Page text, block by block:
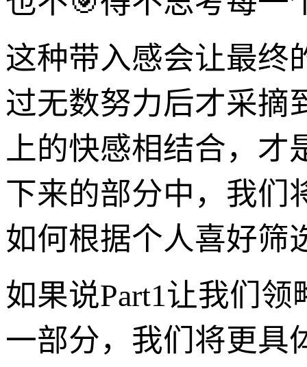
这种带入感会让最终
过无数努力后才采摘
上的快感相结合，才
下来的部分中，我们
如何根据个人喜好筛
如果说Part1让我们
一部分，我们将更具